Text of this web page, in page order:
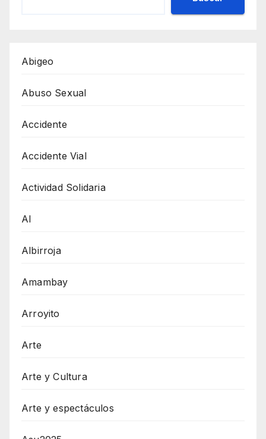
Abigeo
Abuso Sexual
Accidente
Accidente Vial
Actividad Solidaria
AI
Albirroja
Amambay
Arroyito
Arte
Arte y Cultura
Arte y espectáculos